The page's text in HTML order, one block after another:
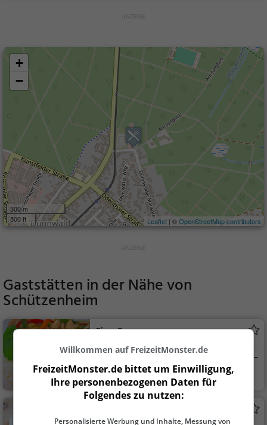
+
−
300 m
500 ft
Leaflet | ©OpenStreetMap contributors
Gaststätten in der Nähe von
Schützenheim
Pizza Boy
Asiatisches Restaurant in Köln
Köln
Restaurant, Asiati
sch, Abendessen, Mit
tagessen, Vegetarisc
Willkommen auf FreizeitMonster.de
FreizeitMonster.de bittet um Einwilligung,
Ihre personenbezogenen Daten für
Folgendes zu nutzen:
Personalisierte Werbung und Inhalte, Messung von